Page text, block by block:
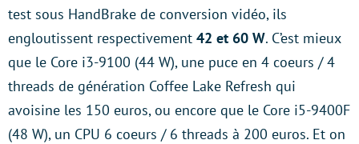
test sous HandBrake de conversion vidéo, ils
engloutissent respectivement 42 et 60 W. C’est mieux
que le Core i3-9100 (44 W), une puce en 4 coeurs / 4
threads de génération Coffee Lake Refresh qui
avoisine les 150 euros, ou encore que le Core i5-9400F
(48 W), un CPU 6 coeurs / 6 threads à 200 euros. Et on